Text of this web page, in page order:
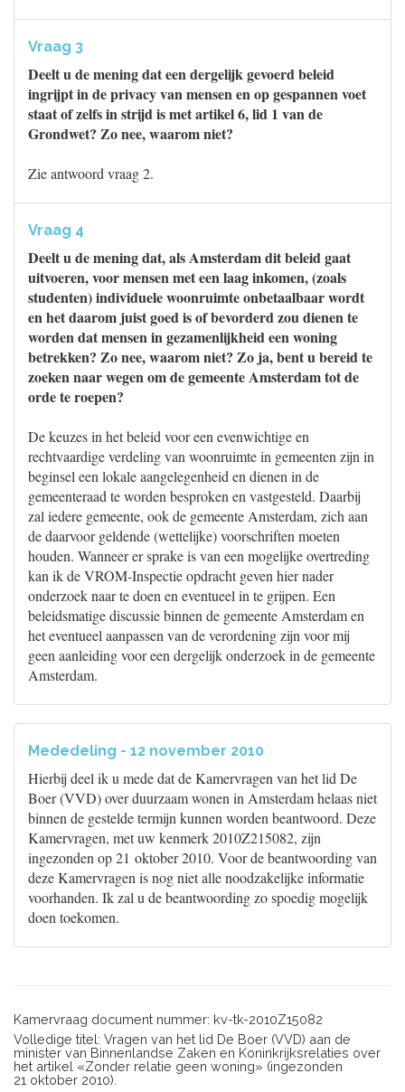
Vraag 3
Deelt u de mening dat een dergelijk gevoerd beleid
ingrijpt in de privacy van mensen en op gespannen voet
staat of zelfs in strijd is met artikel 6, lid 1 van de
Grondwet? Zo nee, waarom niet?
Zie antwoord vraag 2.
Vraag 4
Deelt u de mening dat, als Amsterdam dit beleid gaat
uitvoeren, voor mensen met een laag inkomen, (zoals
studenten) individuele woonruimte onbetaalbaar wordt
en het daarom juist goed is of bevorderd zou dienen te
worden dat mensen in gezamenlijkheid een woning
betrekken? Zo nee, waarom niet? Zo ja, bent u bereid te
zoeken naar wegen om de gemeente Amsterdam tot de
orde te roepen?
De keuzes in het beleid voor een evenwichtige en
rechtvaardige verdeling van woonruimte in gemeenten zijn in
beginsel een lokale aangelegenheid en dienen in de
gemeenteraad te worden besproken en vastgesteld. Daarbij
zal iedere gemeente, ook de gemeente Amsterdam, zich aan
de daarvoor geldende (wettelijke) voorschriften moeten
houden. Wanneer er sprake is van een mogelijke overtreding
kan ik de VROM-Inspectie opdracht geven hier nader
onderzoek naar te doen en eventueel in te grijpen. Een
beleidsmatige discussie binnen de gemeente Amsterdam en
het eventueel aanpassen van de verordening zijn voor mij
geen aanleiding voor een dergelijk onderzoek in de gemeente
Amsterdam.
Mededeling - 12 november 2010
Hierbij deel ik u mede dat de Kamervragen van het lid De
Boer (VVD) over duurzaam wonen in Amsterdam helaas niet
binnen de gestelde termijn kunnen worden beantwoord. Deze
Kamervragen, met uw kenmerk 2010Z215082, zijn
ingezonden op 21 oktober 2010. Voor de beantwoording van
deze Kamervragen is nog niet alle noodzakelijke informatie
voorhanden. Ik zal u de beantwoording zo spoedig mogelijk
doen toekomen.
Kamervraag document nummer: kv-tk-2010Z15082
Volledige titel: Vragen van het lid De Boer (VVD) aan de
minister van Binnenlandse Zaken en Koninkrijksrelaties over
het artikel «Zonder relatie geen woning» (ingezonden
21 oktober 2010).